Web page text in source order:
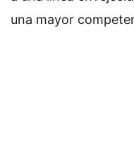
una mayor